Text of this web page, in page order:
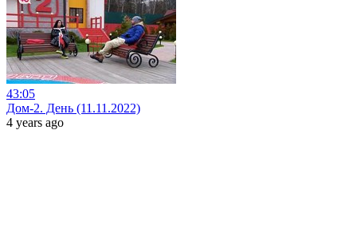
43:05
Дом-2. День (11.11.2022)
4 years ago